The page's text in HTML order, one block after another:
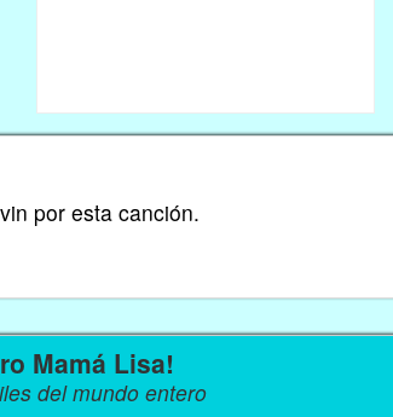
por esta canción.
Mamá Lisa!
del mundo entero